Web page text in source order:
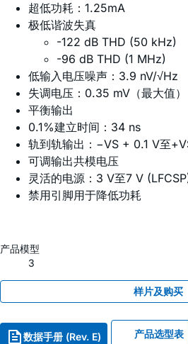
超低功耗：1.25mA
极低谐波失真
-122 dB THD (50 kHz)
-96 dB THD (1 MHz)
低输入电压噪声：3.9 nV/√Hz
失调电压：0.35 mV（最大值）
平衡输出
0.1%建立时间：34 ns
轨到轨输出：−VS + 0.1 V至
可调输出共模电压
灵活的电源：3 V至7 V
禁用引脚用于降低功耗
产品模型
3
样片及购买
数据手册 (Rev. E) 产品选型表